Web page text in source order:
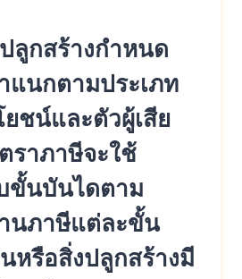
ลูกสร้างกำหนด
แนกตามประเภท
ชน์และตัวผู้เสีย
ราภาษีจะใช้
นบันไดตาม
นภาษีแต่ละขั้น
หรือสิ่งปลูกสร้างมี